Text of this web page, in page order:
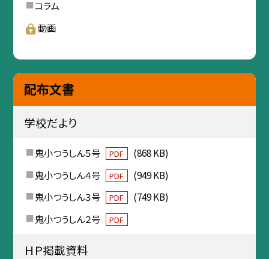
コラム
動画
配布文書
学校だより
鬼小つうしん５号 PDF
(868 KB)
鬼小つうしん４号
PDF
(949 KB)
鬼小つうしん３号
PDF
(749 KB)
鬼小つうしん２号
PDF
ＨＰ掲載資料